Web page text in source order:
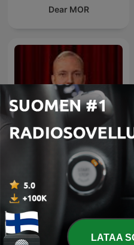
Dear MOR
Kuuntelija-podcast
LATAA